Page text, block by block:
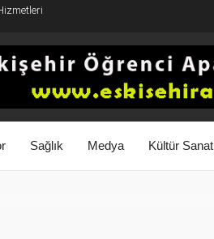
Sağlık Medya Kültür Sanat